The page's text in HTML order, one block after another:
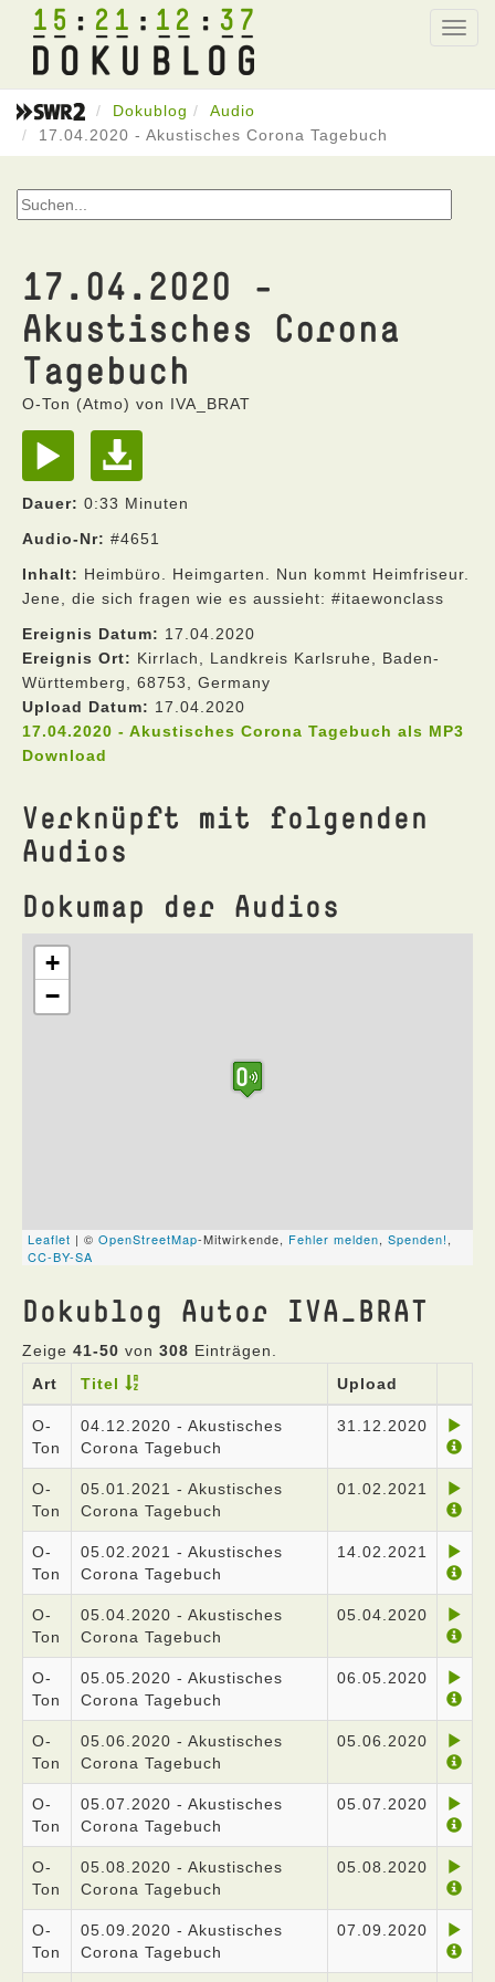
15 21 12 37
Dokublog
Audio
17.04.2020 - Akustisches Corona Tagebuch
17.04.2020 -
Akustisches Corona
Tagebuch
O-Ton (Atmo) von IVA_BRAT
Dauer: 0:33 Minuten
Audio-Nr: #4651
Inhalt: Heimbüro. Heimgarten. Nun kommt Heimfriseur.
Jene, die sich fragen wie es aussieht: #itaewonclass
Ereignis Datum: 17.04.2020
Ereignis Ort: Kirrlach, Landkreis Karlsruhe, Baden-
Württemberg, 68753, Germany
Upload Datum: 17.04.2020
17.04.2020 - Akustisches Corona Tagebuch als MP3
Download
Verknüpft mit folgenden
Audios
Dokumap der Audios
Dokublog Autor IVA_BRAT
Zeige 41-50 von 308 Einträgen.
Art
Titel Upload
O-
Ton
04.12.2020 - Akustisches
Corona Tagebuch
31.12.2020
O-
Ton
05.01.2021 - Akustisches
Corona Tagebuch
01.02.2021
O-
Ton
05.02.2021 - Akustisches
Corona Tagebuch
14.02.2021
O-
Ton
05.04.2020 - Akustisches
Corona Tagebuch
05.04.2020
O-
Ton
05.05.2020 - Akustisches
Corona Tagebuch
06.05.2020
O-
Ton
05.06.2020 - Akustisches
Corona Tagebuch
05.06.2020
O-
Ton
05.07.2020 - Akustisches
Corona Tagebuch
05.07.2020
O-
Ton
05.08.2020 - Akustisches
Corona Tagebuch
05.08.2020
O-
Ton
05.09.2020 - Akustisches
Corona Tagebuch
07.09.2020